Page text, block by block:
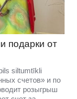
подарки от
siltumtīkli
счетов» и по
розыгрыш